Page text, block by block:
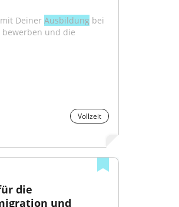
Deiner Ausbildung bei
und die
Vollzeit
die